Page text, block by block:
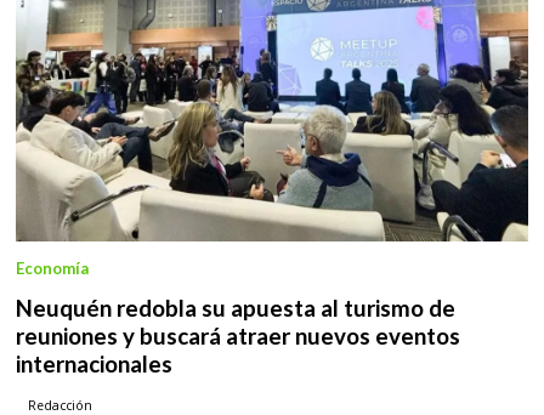
Neuquén redobla su apuesta al turismo de
reuniones y buscará atraer nuevos eventos
internacionales
Redacción
Economía